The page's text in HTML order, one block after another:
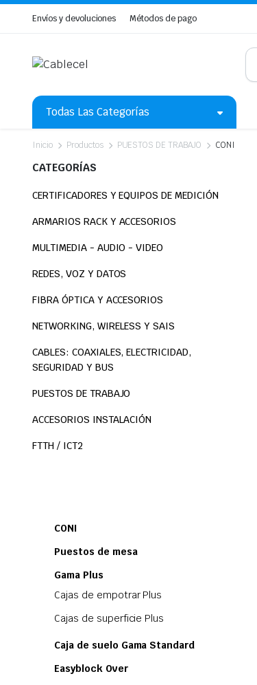
Envíos y devoluciones Métodos de pago
Todas Las Categorías
Inicio Productos PUESTOS DE TRABAJO CONI
CATEGORÍAS
CERTIFICADORES Y EQUIPOS DE MEDICIÓN
ARMARIOS RACK Y ACCESORIOS
MULTIMEDIA - AUDIO - VIDEO
REDES, VOZ Y DATOS
FIBRA ÓPTICA Y ACCESORIOS
NETWORKING, WIRELESS Y SAIS
CABLES: COAXIALES, ELECTRICIDAD,
SEGURIDAD Y BUS
PUESTOS DE TRABAJO
ACCESORIOS INSTALACIÓN
FTTH / ICT2
CONI
Puestos de mesa
Gama Plus
Cajas de empotrar Plus
Cajas de superficie Plus
Caja de suelo Gama Standard
Easyblock Over